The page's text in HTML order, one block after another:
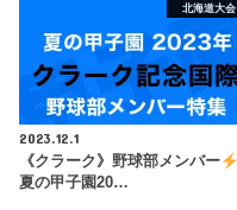
北海道大会
2023.12.1
《クラーク》野球部メンバー
夏の甲子園20…